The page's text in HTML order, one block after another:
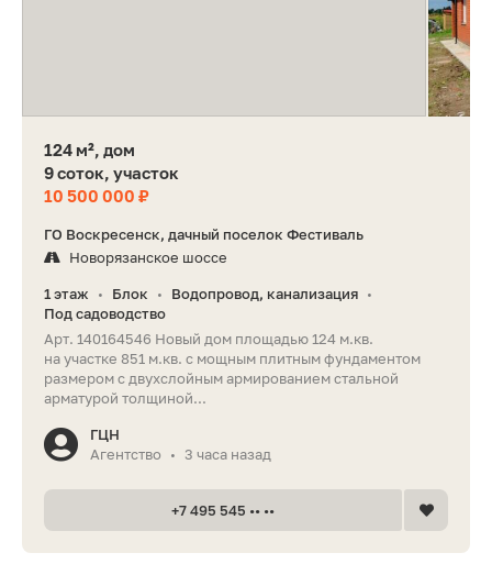
124 м², дом
9 соток, участок
10 500 000 ₽
ГО Воскресенск, дачный поселок Фестиваль
Новорязанское шоссе
1 этаж • Блок • Водопровод, канализация •
Под садоводство
Арт. 140164546 Новый дом площадью 124 м.кв.
на участке 851 м.кв. с мощным плитным фундаментом
размером с двухслойным армированием стальной
арматурой толщиной...
ГЦН
Агентство
• 3 часа назад
+7 495 545 •• ••